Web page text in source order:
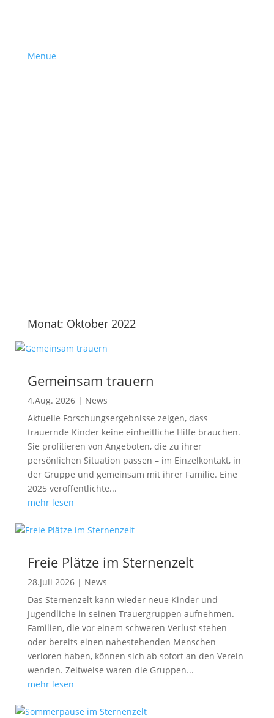
Menue
Monat: Oktober 2022
Gemeinsam trauern
4.Aug. 2026| News
Aktuelle Forschungsergebnisse zeigen, dass
trauernde Kinder keine einheitliche Hilfe brauchen.
Sie profitieren von Angeboten, die zu ihrer
persönlichen Situation passen – im Einzelkontakt, in
der Gruppe und gemeinsam mit ihrer Familie. Eine
2025 veröffentlichte...
mehr lesen
Freie Plätze im Sternenzelt
28.Juli 2026| News
Das Sternenzelt kann wieder neue Kinder und
Jugendliche in seinen Trauergruppen aufnehmen.
Familien, die vor einem schweren Verlust stehen
oder bereits einen nahestehenden Menschen
verloren haben, können sich ab sofort an den Verein
wenden. Zeitweise waren die Gruppen...
mehr lesen